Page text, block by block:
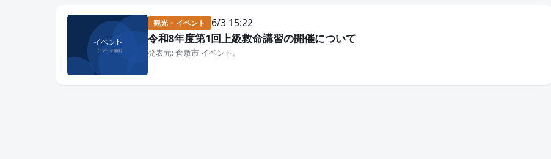
観光・イベント 6/3 15:22
令和8年度第1回上級救命講習の開催について
発表元: 倉敷市 イベント。